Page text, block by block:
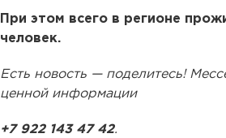
При этом всего в регионе
человек.
Есть новость — поделитесь!
ценной информации
+7 922 143 47 42.